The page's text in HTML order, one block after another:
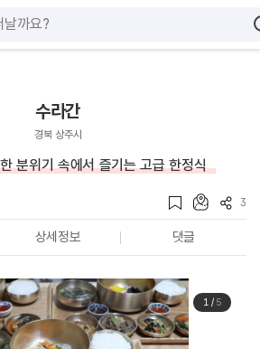
수라간
경북 상주시
분위기 속에서 즐기는 고급 한정식
3
상세정보 댓글
1/ 5